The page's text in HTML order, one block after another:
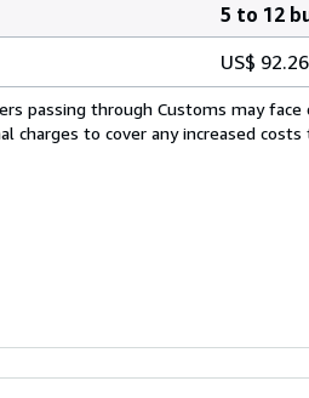
5 to 12
US$ 92.26
passing through Customs may
charges to cover any increased